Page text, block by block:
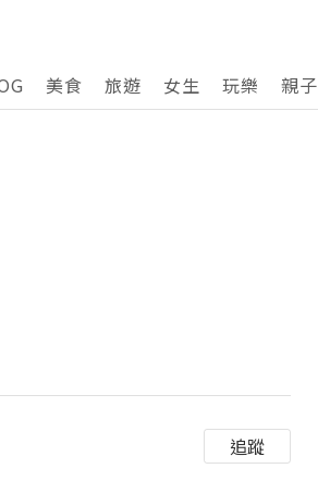
美食 旅遊 女生 玩樂 親子
追蹤